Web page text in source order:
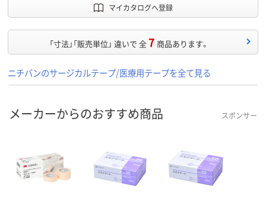
マイカタログへ登録
「寸法」「販売単位」 違いで 全7 商品あります。
ニチバンのサージカルテープ/医療用テープを全て見る
メーカーからのおすすめ商品 スポンサー